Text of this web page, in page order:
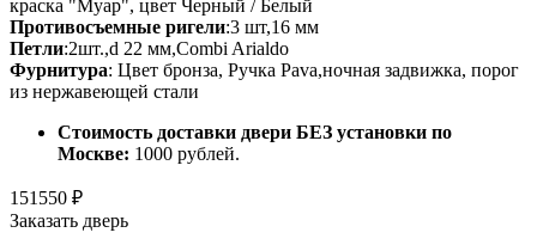
краска "Муар", цвет Черный / Белый
Противосъемные ригели:3 шт,16 мм
Петли:2шт.,d 22 мм,Combi Arialdo
Фурнитура: Цвет бронза, Ручка Pava,ночная задвижка, порог
из нержавеющей стали
Стоимость доставки двери БЕЗ установки по
Москве: 1000 рублей.
151550 ₽
Заказать дверь